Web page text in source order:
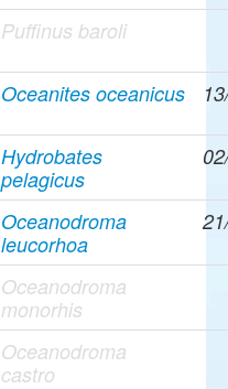
Puffinus baroli
Oceanites oceanicus
Hydrobates
pelagicus
Oceanodroma
leucorhoa
Oceanodroma
monorhis
Oceanodroma
castro